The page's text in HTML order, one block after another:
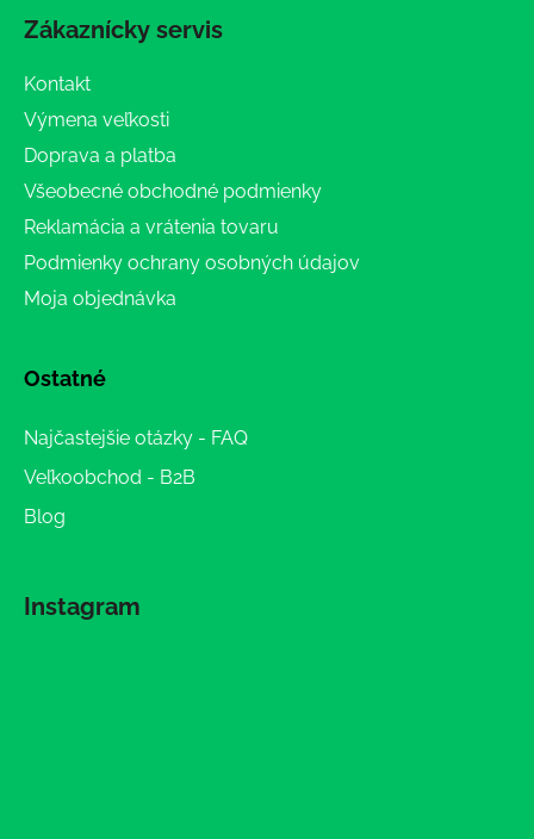
Zákaznícky servis
Kontakt
Výmena veľkosti
Doprava a platba
Všeobecné obchodné podmienky
Reklamácia a vrátenia tovaru
Podmienky ochrany osobných údajov
Moja objednávka
Ostatné
Najčastejšie otázky - FAQ
Veľkoobchod - B2B
Blog
Instagram